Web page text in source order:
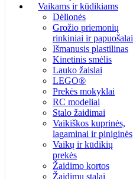
Vaikams ir kūdikiams
Dėlionės
Grožio priemonių
rinkiniai ir papuošalai
Išmanusis plastilinas
Kinetinis smėlis
Lauko žaislai
LEGO®
Prekės mokyklai
RC modeliai
Stalo žaidimai
Vaikiškos kuprinės,
lagaminai ir piniginės
Vaikų ir kūdikių
prekės
Žaidimo kortos
Žaidimų stalai